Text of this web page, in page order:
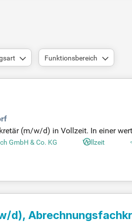
Funktionsbereich
(m/w/d) in Vollzeit. In einer
Ihre Persönlichkeit und
eines familiären Unternehmens,
GmbH & Co. KG Vollzeit
d),